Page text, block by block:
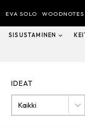
EVA SOLO WOODNOTES
SISUSTAMINEN
IDEAT
IDEAT
IDEAT